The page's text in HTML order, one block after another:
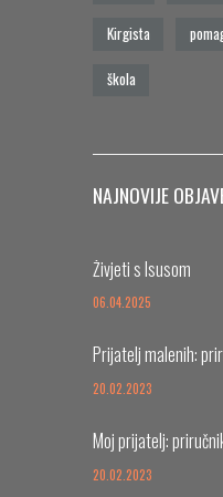
Kirgista
škola
NAJNOVIJE
Živjeti s Isusom
06.04.2025
Prijatelj malenih:
20.02.2023
Moj prijatelj:
20.02.2023